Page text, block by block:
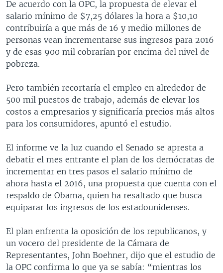
De acuerdo con la OPC, la propuesta de elevar el
salario mínimo de $7,25 dólares la hora a $10,10
contribuiría a que más de 16 y medio millones de
personas vean incrementarse sus ingresos para 2016
y de esas 900 mil cobrarían por encima del nivel de
pobreza.
Pero también recortaría el empleo en alrededor de
500 mil puestos de trabajo, además de elevar los
costos a empresarios y significaría precios más altos
para los consumidores, apuntó el estudio.
El informe ve la luz cuando el Senado se apresta a
debatir el mes entrante el plan de los demócratas de
incrementar en tres pasos el salario mínimo de
ahora hasta el 2016, una propuesta que cuenta con el
respaldo de Obama, quien ha resaltado que busca
equiparar los ingresos de los estadounidenses.
El plan enfrenta la oposición de los republicanos, y
un vocero del presidente de la Cámara de
Representantes, John Boehner, dijo que el estudio de
la OPC confirma lo que ya se sabía: “mientras los